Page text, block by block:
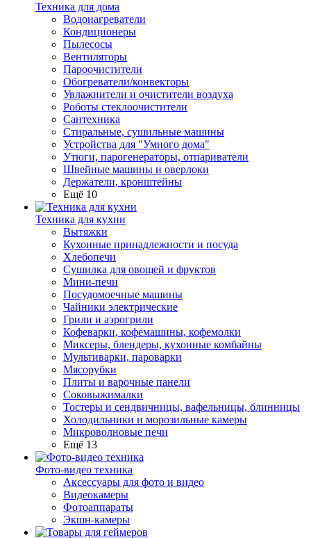
Техника для дома
Водонагреватели
Кондиционеры
Пылесосы
Вентиляторы
Пароочистители
Обогреватели/конвекторы
Увлажнители и очистители воздуха
Роботы стеклоочистители
Сантехника
Стиральные, сушильные машины
Устройства для "Умного дома"
Утюги, парогенераторы, отпариватели
Швейные машины и оверлоки
Держатели, кронштейны
Ещё 10
Техника для кухни
Вытяжки
Кухонные принадлежности и посуда
Хлебопечи
Сушилка для овощей и фруктов
Мини-печи
Посудомоечные машины
Чайники электрические
Грили и аэрогрили
Кофеварки, кофемашины, кофемолки
Миксеры, блендеры, кухонные комбайны
Мультиварки, пароварки
Мясорубки
Плиты и варочные панели
Соковыжималки
Тостеры и сендвичницы, вафельницы, блинницы
Холодильники и морозильные камеры
Микроволновые печи
Ещё 13
Фото-видео техника
Аксессуары для фото и видео
Видеокамеры
Фотоаппараты
Экшн-камеры